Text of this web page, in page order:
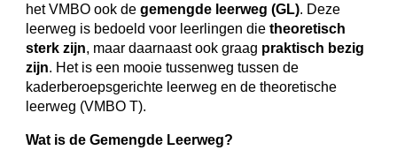
het VMBO ook degemengde leerweg (GL). Deze
leerweg is bedoeld voor leerlingen dietheoretisch
sterk zijn, maar daarnaast ook graag praktisch bezig
zijn. Het is een mooie tussenweg tussen de
kaderberoepsgerichte leerweg en de theoretische
leerweg (VMBO T).
Wat is de Gemengde Leerweg?